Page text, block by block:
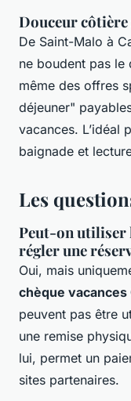
Douceur côtière
De Saint-Malo à
ne boudent pas
même des offres
déjeuner"
vacances. L’idéal
baignade et
Les
Peut-on utiliser
régler une
Oui, mais
chèque vacances
peuvent pas être
une remise
lui, permet un
sites partenaires.